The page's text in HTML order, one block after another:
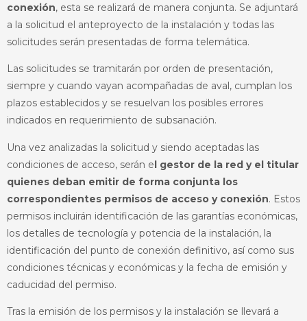
conexión, esta se realizará de manera conjunta. Se adjuntará
a la solicitud el anteproyecto de la instalación y todas las
solicitudes serán presentadas de forma telemática.
Las solicitudes se tramitarán por orden de presentación,
siempre y cuando vayan acompañadas de aval, cumplan los
plazos establecidos y se resuelvan los posibles errores
indicados en requerimiento de subsanación.
Una vez analizadas la solicitud y siendo aceptadas las
condiciones de acceso, serán el gestor de la red y el titular
quienes deban emitir de forma conjunta los
correspondientes permisos de acceso y conexión. Estos
permisos incluirán identificación de las garantías económicas,
los detalles de tecnología y potencia de la instalación, la
identificación del punto de conexión definitivo, así como sus
condiciones técnicas y económicas y la fecha de emisión y
caducidad del permiso.
Tras la emisión de los permisos y la instalación se llevará a